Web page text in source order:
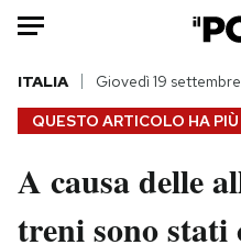
HOME
Italia
QUESTO ARTICOLO HA PIÙ
ITALIA Giovedì 19
A causa delle
treni sono stati